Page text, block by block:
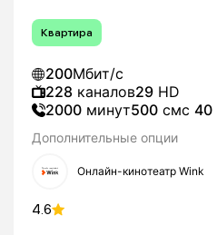
Квартира
200Мбит/с
228 каналов29 HD
2000 минут500 смс 40
Дополнительные опции
Онлайн-кинотеатр Wink
4.6